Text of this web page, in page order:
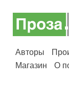
Авторы
Магазин
О